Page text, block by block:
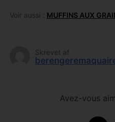
Voir aussi : MUFFINS AUX
Skrevet af
Avez-vous